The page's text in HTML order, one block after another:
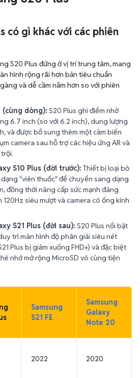
có gì khác với các phiên
S20 Plus đứng ở vị trí trung tâm, mang
hình rộng rãi hơn bản tiêu chuẩn
và dễ cầm nắm hơn so với phiên
(cùng dòng): S20 Plus ghi điểm nhờ
6.7 inch (so với 6.2 inch), dung lượng
và được bổ sung thêm một cảm biến
camera sau hỗ trợ các hiệu ứng AR và
S10 Plus (đời trước): Thiết bị loại bỏ
"viên thuốc" để chuyển sang dạng
đồng thời nâng cấp sức mạnh đáng
120Hz siêu mượt và camera có ống kính
S21 Plus (đời sau): S20 Plus nổi bật
trì màn hình độ phân giải siêu nét
Plus bị giảm xuống FHD+) và đặc biệt
nhớ mở rộng MicroSD vô cùng tiện
Samsung
S21 FE
Samsung
Galaxy
Note 20
2022 2020